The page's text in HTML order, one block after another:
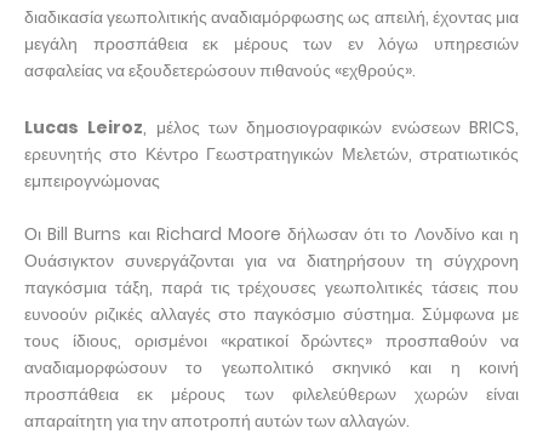
διαδικασία γεωπολιτικής αναδιαμόρφωσης ως απειλή, έχοντας μια
μεγάλη προσπάθεια εκ μέρους των εν λόγω υπηρεσιών
ασφαλείας να εξουδετερώσουν πιθανούς «εχθρούς».
Lucas Leiroz, μέλος των δημοσιογραφικών ενώσεων BRICS,
ερευνητής στο Κέντρο Γεωστρατηγικών Μελετών, στρατιωτικός
εμπειρογνώμονας
Οι Bill Burns και Richard Moore δήλωσαν ότι το Λονδίνο και η
Ουάσιγκτον συνεργάζονται για να διατηρήσουν τη σύγχρονη
παγκόσμια τάξη, παρά τις τρέχουσες γεωπολιτικές τάσεις που
ευνοούν ριζικές αλλαγές στο παγκόσμιο σύστημα. Σύμφωνα με
τους ίδιους, ορισμένοι «κρατικοί δρώντες» προσπαθούν να
αναδιαμορφώσουν το γεωπολιτικό σκηνικό και η κοινή
προσπάθεια εκ μέρους των φιλελεύθερων χωρών είναι
απαραίτητη για την αποτροπή αυτών των αλλαγών.